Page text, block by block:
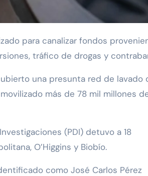
tráfico de drogas y
una presunta red de lavado
más de 78 mil millones
(PDI) detuvo a 18
O’Higgins y Biobío.
como José Carlos Pérez